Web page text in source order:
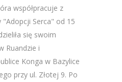
współpracuje z
Serca" od 15
się swoim
Ruandzie i
Konga w Bazylice
przy ul. Złotej 9. Po